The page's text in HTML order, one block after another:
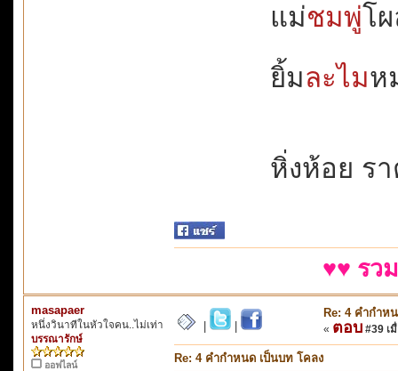
แม่ชมพู่โ
ยิ้มละไมห
หิ่งห้อย ร
♥♥ รว
masapaer
หนึ่งวินาทีในหัวใจคน..ไม่เท่า
บรรณารักษ์
ออฟไลน์
Re: 4 คำกำห
« ตอบ #39 เ
Re: 4 คำกำหนด เป็นบท โคลง